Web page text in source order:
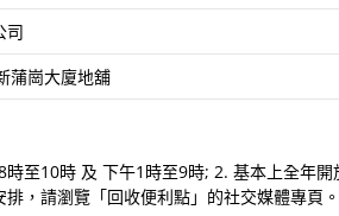
司
蒲崗大廈地舖
至10時 及 下午1時至9時; 2. 基本上全年
，請瀏覽「回收便利點」的社交媒體專頁